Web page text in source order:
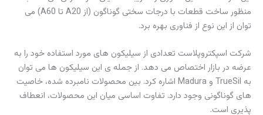
منظور ساخت قطعات با درجات سختی گوناگون (از A20 تا A60) می
توان از این نوع از فناوری بهره برد.
شرکت اسپکتروپلاست تعدادی از سیلیکون های مورد استفاده خود را به
عرضه در بازار اختصاص می دهد. از جمله ی این سیلیکون ها می توان
به TrueSil و Madura اشاره کرد. بین محصولات نامبرده شده، خاصیت
های گوناگونی وجود دارد. تفاوت اساسی میان این محصولات، انعطاف
پذیری است.